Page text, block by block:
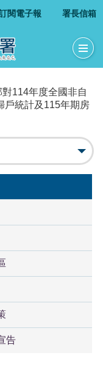
閱電子報 署長信箱
對114年度全國非自
戶統計及115年期房
告